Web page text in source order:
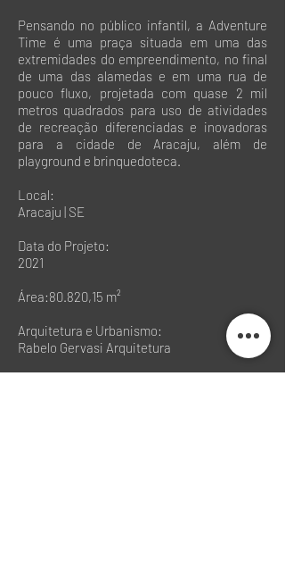
Pensando no público infantil, a Adventure
Time é uma praça situada em uma das
extremidades do empreendimento, no final
de uma das alamedas e em uma rua de
pouco fluxo, projetada com quase 2 mil
metros quadrados para uso de atividades
de recreação diferenciadas e inovadoras
para a cidade de Aracaju, além de
playground e brinquedoteca.
Local:
Aracaju | SE
Data do Projeto:
2021
Área:80.820,15 m²
Arquitetura e Urbanismo:
Rabelo Gervasi Arquitetura